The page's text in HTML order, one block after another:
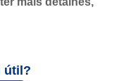
útil?